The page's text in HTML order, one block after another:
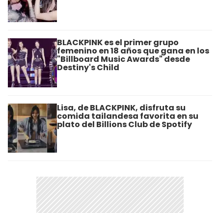
BLACKPINK es el primer grupo
femenino en 18 años que gana en los
"Billboard Music Awards" desde
Destiny's Child
Lisa, de BLACKPINK, disfruta su
comida tailandesa favorita en su
plato del Billions Club de Spotify